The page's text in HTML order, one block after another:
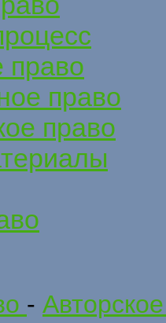
право
право
право
-